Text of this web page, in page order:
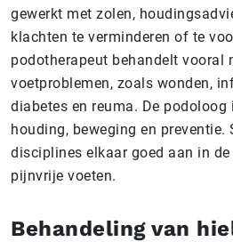
gewerkt met zolen,
klachten te verminderen of te
podotherapeut behandelt vooral
voetproblemen, zoals wonden,
diabetes en reuma. De podoloog
houding, beweging en preventie.
disciplines elkaar goed aan in
pijnvrije voeten.
Behandeling van